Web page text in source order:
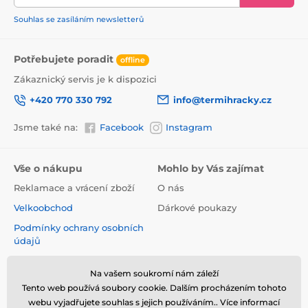
Souhlas se zasíláním newsletterů
Potřebujete poradit offline
Zákaznický servis je k dispozici
+420 770 330 792
info@termihracky.cz
Jsme také na: Facebook Instagram
Vše o nákupu
Reklamace a vrácení zboží
Velkoobchod
Podmínky ochrany osobních
údajů
cookies
Mohlo by Vás zajímat
O nás
Dárkové poukazy
Na vašem soukromí nám záleží
Tento web používá soubory cookie. Dalším procházením tohoto
webu vyjadřujete souhlas s jejich používáním.. Více informací